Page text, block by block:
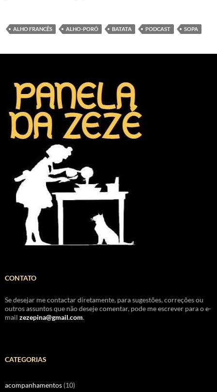
ALHO FRANCÊS ALHO-PORÓ BATATA PODCAST SOPA
CONTATO
Se desejar me contactar diretamente, para sugestões, correções ou
outros assuntos que não deseje comentar, pode me escrever para o e-
mail zezepina@gmail.com.
CATEGORIAS
acompanhamentos (10)